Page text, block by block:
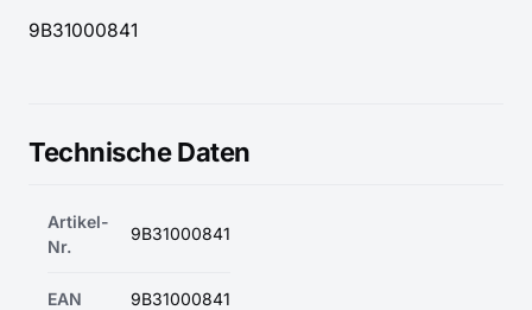
9B31000841
Technische Daten
Artikel-
Nr.
9B31000841
EAN 9B31000841